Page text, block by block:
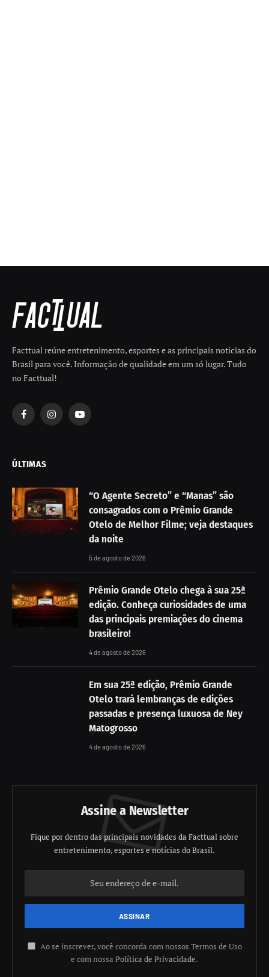
Facttual reúne entretenimento, esportes e as principais notícias do
Brasil para você. Informação de qualidade em um só lugar. Tudo
no Facttual!
FacebookInstagramYouTube
ÚLTIMAS
“O Agente Secreto” e “Manas” são
consagrados com o Prêmio Grande
Otelo de Melhor Filme; veja destaques
da noite
5 de agosto de 2026
Prêmio Grande Otelo chega à sua 25ª
edição. Conheça curiosidades de uma
das principais premiações do cinema
brasileiro!
4 de agosto de 2026
Em sua 25ª edição, Prêmio Grande
Otelo trará lembranças de edições
passadas e presença luxuosa de Ney
Matogrosso
4 de agosto de 2026
Assine a Newsletter
Fique por dentro das principais novidades da Facttual sobre
entretenimento, esportes e notícias do Brasil.
Ao se inscrever, você concorda com nossos Termos de Uso
e com nossa Política de Privacidade.